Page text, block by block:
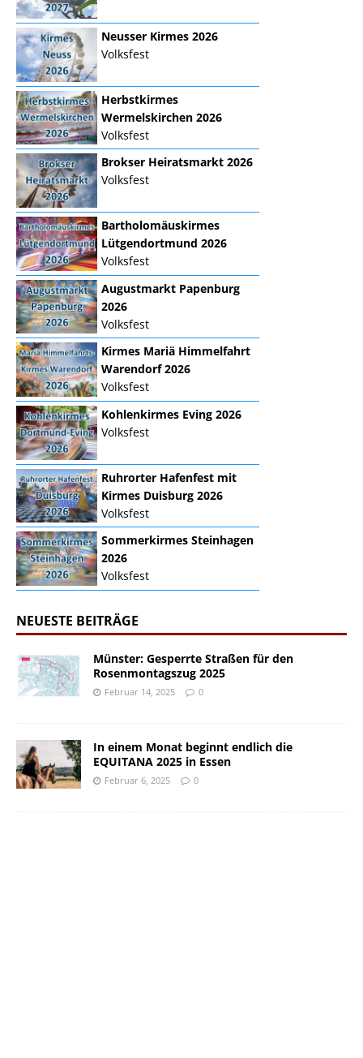
Neusser Kirmes 2026
Volksfest
Herbstkirmes
Wermelskirchen 2026
Volksfest
Brokser Heiratsmarkt 2026
Volksfest
Bartholomäuskirmes
Lütgendortmund 2026
Volksfest
Augustmarkt Papenburg
2026
Volksfest
Kirmes Mariä Himmelfahrt
Warendorf 2026
Volksfest
Kohlenkirmes Eving 2026
Volksfest
Ruhrorter Hafenfest mit
Kirmes Duisburg 2026
Volksfest
Sommerkirmes Steinhagen
2026
Volksfest
NEUESTE BEITRÄGE
Münster: Gesperrte Straßen für den
Rosenmontagszug 2025
Februar 14, 2025 0
In einem Monat beginnt endlich die
EQUITANA 2025 in Essen
Februar 6, 2025 0